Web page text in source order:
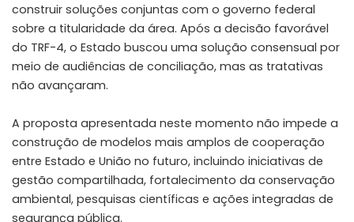
construir soluções conjuntas com o governo federal
sobre a titularidade da área. Após a decisão favorável
do TRF-4, o Estado buscou uma solução consensual por
meio de audiências de conciliação, mas as tratativas
não avançaram.
A proposta apresentada neste momento não impede a
construção de modelos mais amplos de cooperação
entre Estado e União no futuro, incluindo iniciativas de
gestão compartilhada, fortalecimento da conservação
ambiental, pesquisas científicas e ações integradas de
segurança pública.